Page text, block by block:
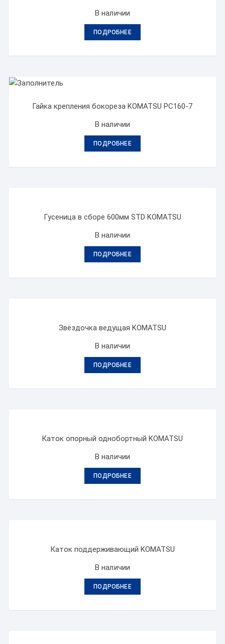
В наличии
ПОДРОБНЕЕ
Гайка крепления бокореза KOMATSU PC160-7
В наличии
ПОДРОБНЕЕ
Гусеница в сборе 600мм STD KOMATSU
В наличии
ПОДРОБНЕЕ
Звёздочка ведущая KOMATSU
В наличии
ПОДРОБНЕЕ
Каток опорный однобортный KOMATSU
В наличии
ПОДРОБНЕЕ
Каток поддерживающий KOMATSU
В наличии
ПОДРОБНЕЕ